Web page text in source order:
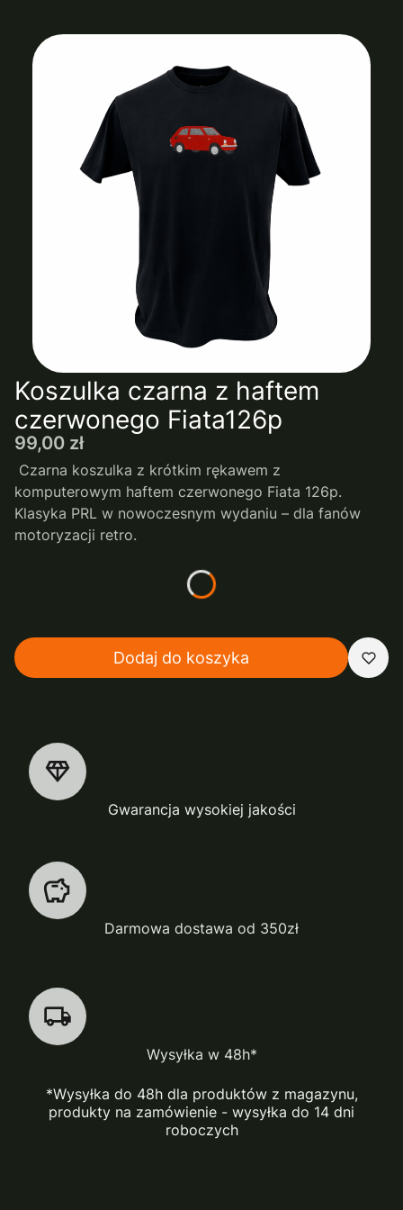
Koszulka czarna z haftem
czerwonego Fiata126p
Cena
99,00 zł
Czarna koszulka z krótkim rękawem z
komputerowym haftem czerwonego Fiata 126p.
Klasyka PRL w nowoczesnym wydaniu – dla fanów
motoryzacji retro.
Dodaj do koszyka
Gwarancja wysokiej jakości
Darmowa dostawa od 350zł
Wysyłka w 48h*
*Wysyłka do 48h dla produktów z magazynu,
produkty na zamówienie - wysyłka do 14 dni
roboczych